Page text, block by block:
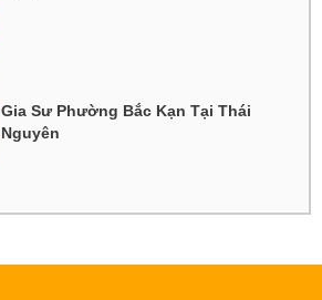
Gia Sư Phường Bắc Kạn Tại Thái
Nguyên